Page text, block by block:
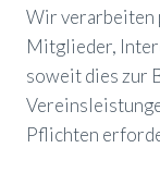
Wir verarbeiten
Mitglieder,
soweit dies zur
Pflichten